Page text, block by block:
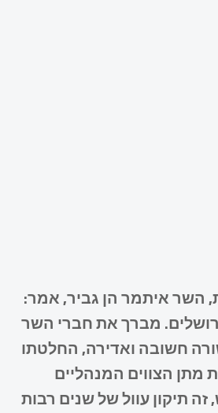
השר איתמר הן גביר, אמר:
מברך את חברי השר
חשובה ואדירה, החלטתו
הצווים המנהליים
תיקון עוול של שנים רבות